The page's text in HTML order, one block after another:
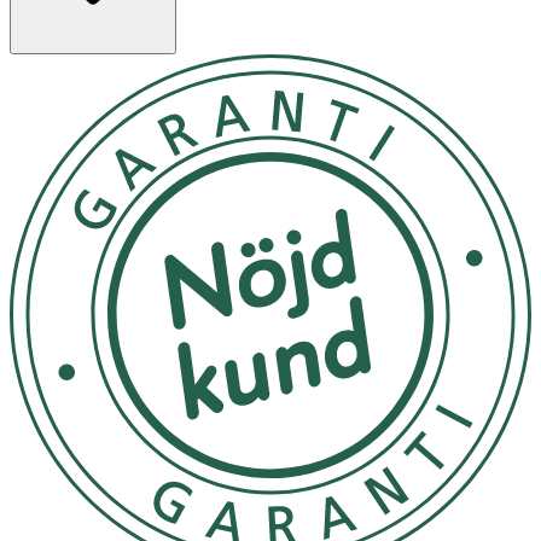
- Förvaras i rumstemperatur. skyddad mot solljus.
- Förvaras utom räckhåll för barn.
- Kan ej användas av gravida och ammande.
INNEHÅLLSDEKLARATION 2 Kapslar 4 Kapslar
Linfröolja (Linum usitatissimum
L.)
750 mg 1 500 mg
Nattljusolja (Oenothera biennis
L.)
416 mg
Rapsolja (Brassica napus L.) 58 mg 116 mg